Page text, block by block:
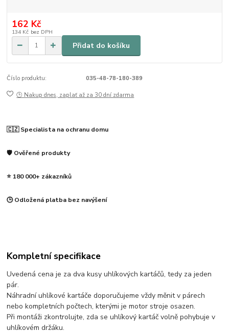
162 Kč
134 Kč bez DPH
Přidat do košíku
Číslo produktu: 035-48-78-180-389
🕒 Nakup dnes, zaplať až za 30 dní zdarma
🇨🇿 Specialista na ochranu domu
🛡️ Ověřené produkty
⭐ 180 000+ zákazníků
🕒 Odložená platba bez navýšení
Kompletní specifikace
Uvedená cena je za dva kusy uhlíkových kartáčů, tedy za jeden
pár.
Náhradní uhlíkové kartáče doporučujeme vždy měnit v párech
nebo kompletních počtech, kterými je motor stroje osazen.
Při montáži zkontrolujte, zda se uhlíkový kartáč volně pohybuje v
uhlíkovém držáku.